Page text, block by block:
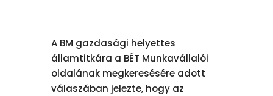
A BM gazdasági helyettes
államtitkára a BÉT Munkavállalói
oldalának megkeresésére adott
válaszában jelezte, hogy az